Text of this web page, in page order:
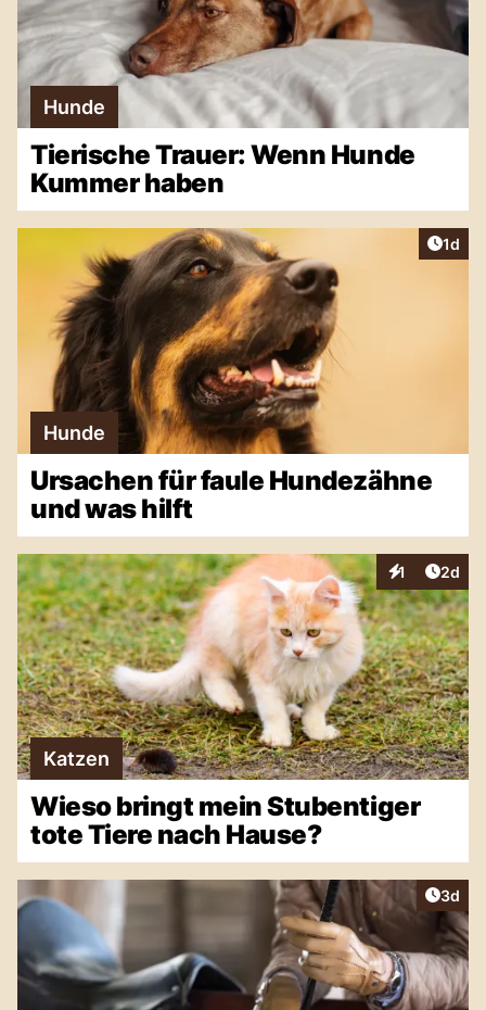
Hunde
Tierische Trauer: Wenn Hunde
Kummer haben
1d
Hunde
Ursachen für faule Hundezähne
und was hilft
1
Interaktionen
2d
Katzen
Wieso bringt mein Stubentiger
tote Tiere nach Hause?
3d